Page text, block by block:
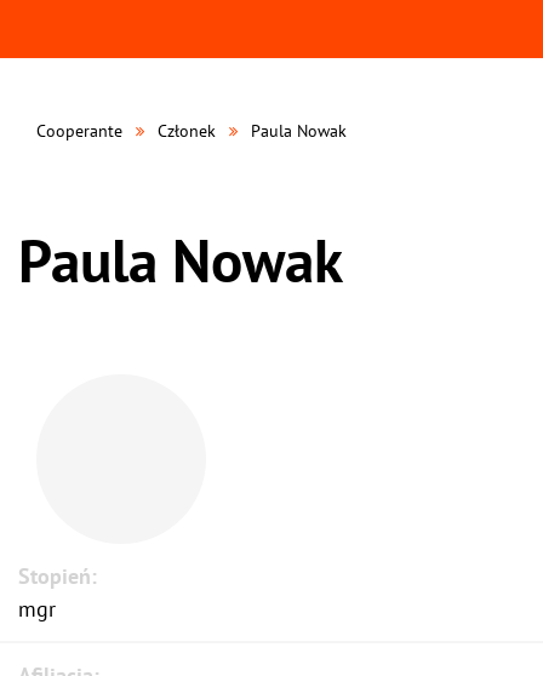
Cooperante Członek Paula Nowak
Paula Nowak
Stopień:
mgr